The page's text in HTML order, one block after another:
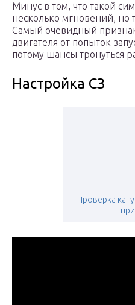
Минус в том, что такой
несколько мгновений, но
Самый очевидный
двигателя от попыток
потому шансы тронуться
Настройка СЗ
Проверка